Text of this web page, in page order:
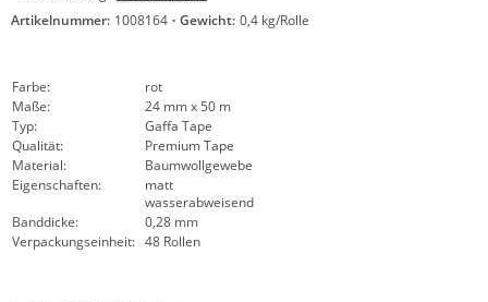
Artikelnummer: 1008164 · Gewicht: 0,4 kg/Rolle
Farbe:
rot
Maße:
24 mm x 50 m
Typ:
Gaffa Tape
Qualität:
Premium Tape
Material:
Baumwollgewebe
Eigenschaften:
matt
wasserabweisend
Banddicke:
0,28 mm
Verpackungseinheit: 48 Rollen